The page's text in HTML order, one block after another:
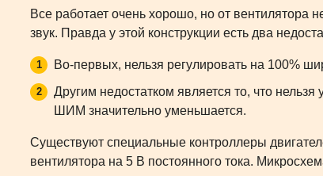
Все работает очень хорошо, но от вентилятора
звук. Правда у этой конструкции есть два
Во-первых, нельзя регулировать на 100%
Другим недостатком является то, что
ШИМ значительно уменьшается.
Существуют специальные контроллеры
вентилятора на 5 В постоянного тока.